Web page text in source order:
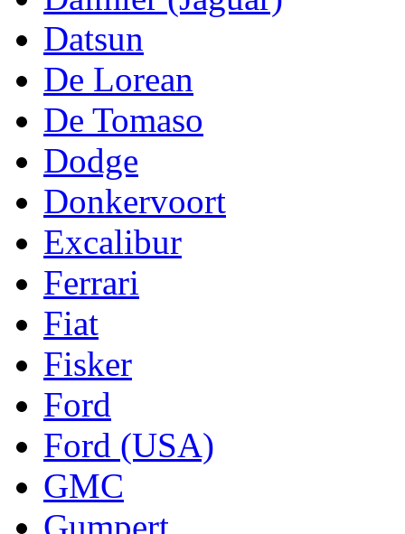
Datsun
De Lorean
De Tomaso
Dodge
Donkervoort
Excalibur
Ferrari
Fiat
Fisker
Ford
Ford (USA)
GMC
Gumpert